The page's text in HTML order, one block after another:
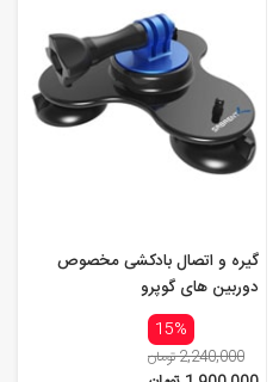
گیره و اتصال بادکشی مخصوص
دوربین های گوپرو
15%
2,240,000 تومان